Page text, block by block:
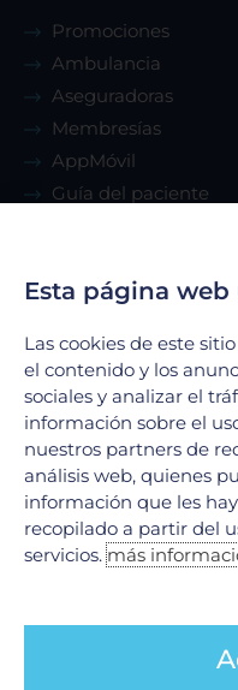
Promociones
Ambulancia
Aseguradoras
Membresías
AppMóvil
Guía del paciente
Servicios
Urgencias
Laboratorio Clínico
Laboratorio de
Hospitalización
Imagenología
Hemodinamia
Ver todos
Esta página web
Las cookies de este
el contenido y los
sociales y analizar el
información sobre el
nuestros partners de
análisis web, quienes
información que les
recopilado a partir del
servicios.más